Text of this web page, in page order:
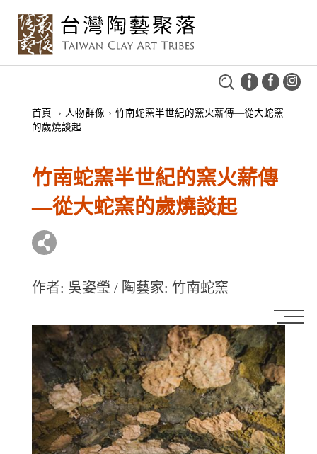
首頁 › 人物群像 › 竹南蛇窯半世紀的窯火薪傳—從大蛇窯
的歲燒談起
竹南蛇窯半世紀的窯火薪傳
—從大蛇窯的歲燒談起
作者: 吳姿瑩 / 陶藝家: 竹南蛇窯